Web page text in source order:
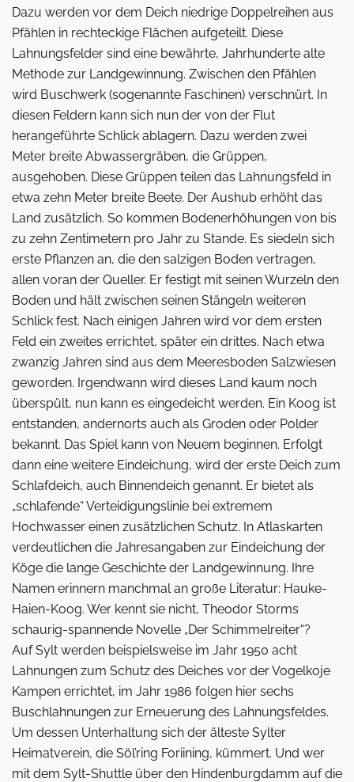
Dazu werden vor dem Deich niedrige Doppelreihen aus
Pfählen in rechteckige Flächen aufgeteilt. Diese
Lahnungsfelder sind eine bewährte, Jahrhunderte alte
Methode zur Landgewinnung. Zwischen den Pfählen
wird Buschwerk (sogenannte Faschinen) verschnürt. In
diesen Feldern kann sich nun der von der Flut
herangeführte Schlick ablagern. Dazu werden zwei
Meter breite Abwassergräben, die Grüppen,
ausgehoben. Diese Grüppen teilen das Lahnungsfeld in
etwa zehn Meter breite Beete. Der Aushub erhöht das
Land zusätzlich. So kommen Bodenerhöhungen von bis
zu zehn Zentimetern pro Jahr zu Stande. Es siedeln sich
erste Pflanzen an, die den salzigen Boden vertragen,
allen voran der Queller. Er festigt mit seinen Wurzeln den
Boden und hält zwischen seinen Stängeln weiteren
Schlick fest. Nach einigen Jahren wird vor dem ersten
Feld ein zweites errichtet, später ein drittes. Nach etwa
zwanzig Jahren sind aus dem Meeresboden Salzwiesen
geworden. Irgendwann wird dieses Land kaum noch
überspült, nun kann es eingedeicht werden. Ein Koog ist
entstanden, andernorts auch als Groden oder Polder
bekannt. Das Spiel kann von Neuem beginnen. Erfolgt
dann eine weitere Eindeichung, wird der erste Deich zum
Schlafdeich, auch Binnendeich genannt. Er bietet als
„schlafende“ Verteidigungslinie bei extremem
Hochwasser einen zusätzlichen Schutz. In Atlaskarten
verdeutlichen die Jahresangaben zur Eindeichung der
Köge die lange­ Geschichte der Landgewinnung. Ihre
Namen erinnern manchmal an große Literatur: Hauke-
Haien-Koog. Wer kennt sie nicht, Theodor Storms
schaurig-spannende Novelle „Der Schimmelreiter“?
Auf Sylt werden beispielsweise im Jahr 1950 acht
Lahnungen zum Schutz des Deiches vor der Vogelkoje
Kampen errichtet, im Jahr 1986 folgen hier sechs
Buschlahnungen zur Erneuerung des Lahnungsfeldes.
Um dessen Unterhaltung sich der älteste Sylter
Heimatverein, die Söl’ring Foriining, kümmert. Und wer
mit dem Sylt-Shuttle über den Hindenburgdamm auf die